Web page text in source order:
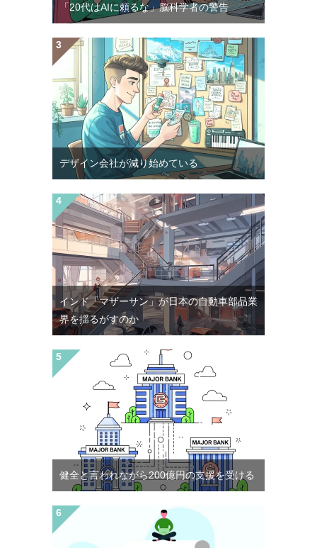
「20代はAIに頼るな」脳科学者の警告
デザイン会社が減り始めている
インド「マザーサン」が日本の自動車部品業
界を揺るがすのか
健全と言われながら200億円の支援を受ける